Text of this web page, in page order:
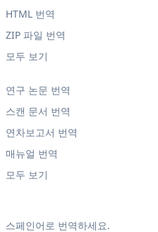
연구 논문 번역
스캔 문서 번역
연차보고서 번역
매뉴얼 번역
모두 보기
스페인어로 번역하세요.
HTML 번역
ZIP 파일 번역
모두 보기